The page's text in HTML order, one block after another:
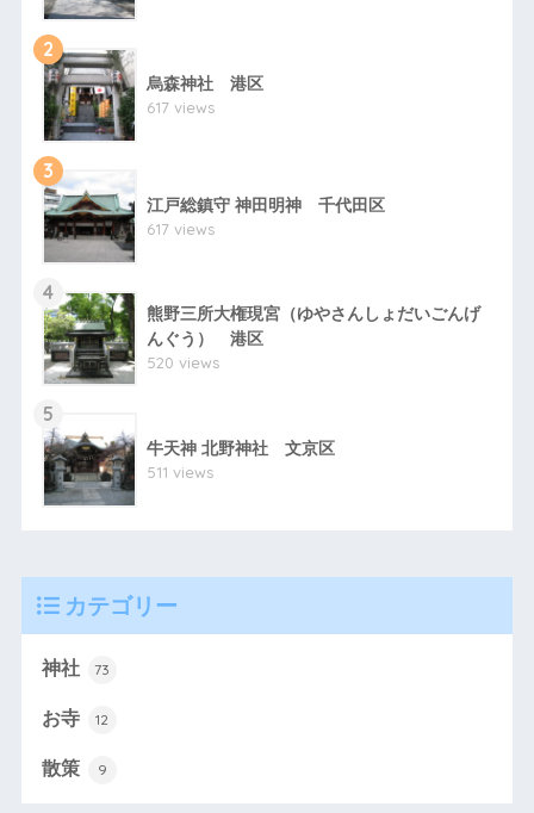
2
烏森神社 港区
617 views
3
江戸総鎮守 神田明神 千代田区
617 views
4
熊野三所大権現宮（ゆやさんしょだいごんげ
んぐう） 港区
520 views
5
牛天神 北野神社 文京区
511 views
カテゴリー
神社 73
お寺 12
散策 9